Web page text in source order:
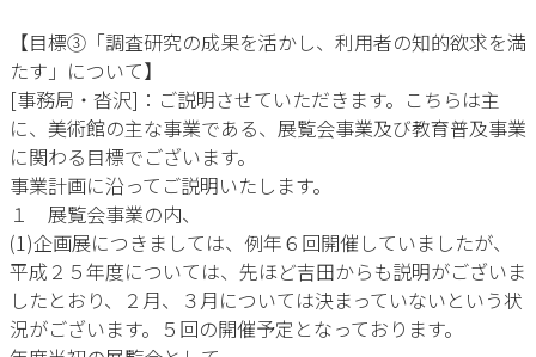
【目標③「調査研究の成果を活かし、利用者の知的欲求を満
たす」について】
[事務局・沓沢]：ご説明させていただきます。こちらは主
に、美術館の主な事業である、展覧会事業及び教育普及事業
に関わる目標でございます。
事業計画に沿ってご説明いたします。
１ 展覧会事業の内、
(1)企画展につきましては、例年６回開催していましたが、
平成２５年度については、先ほど吉田からも説明がございま
したとおり、２月、３月については決まっていないという状
況がございます。５回の開催予定となっております。